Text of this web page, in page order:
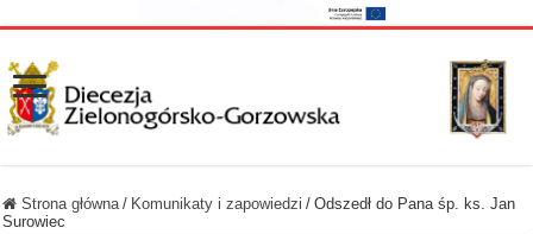
Strona główna / Komunikaty i zapowiedzi / Odszedł do Pana śp. ks. Jan
Surowiec